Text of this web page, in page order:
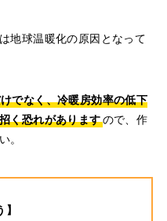
地球温暖化の原因となって
でなく、冷暖房効率の低下
く恐れがありますので、作
。